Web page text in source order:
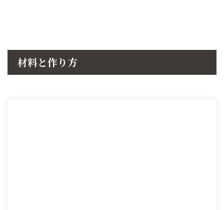
材料と作り方